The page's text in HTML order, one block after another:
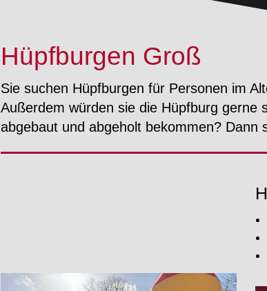
Hüpfburgen Groß
Sie suchen Hüpfburgen für Personen im
Außerdem würden sie die Hüpfburg gerne
abgebaut und abgeholt bekommen? Dann